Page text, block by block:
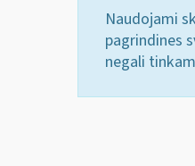
Naudojami
pagrindines
negali